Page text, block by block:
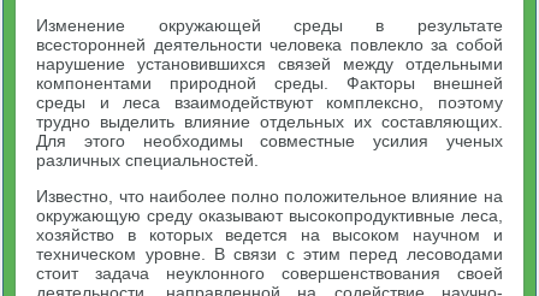
Изменение окружающей среды в результате
всесторонней деятельности человека повлекло за собой
нарушение установившихся связей между отдельными
компонентами природной среды. Факторы внешней
среды и леса взаимодействуют комплексно, поэтому
трудно выделить влияние отдельных их составляющих.
Для этого необходимы совместные усилия ученых
различных специальностей.
Известно, что наиболее полно положительное влияние на
окружающую среду оказывают высокопродуктивные леса,
хозяйство в которых ведется на высоком научном и
техническом уровне. В связи с этим перед лесоводами
стоит задача неуклонного совершенствования своей
деятельности, направленной на содействие научно-